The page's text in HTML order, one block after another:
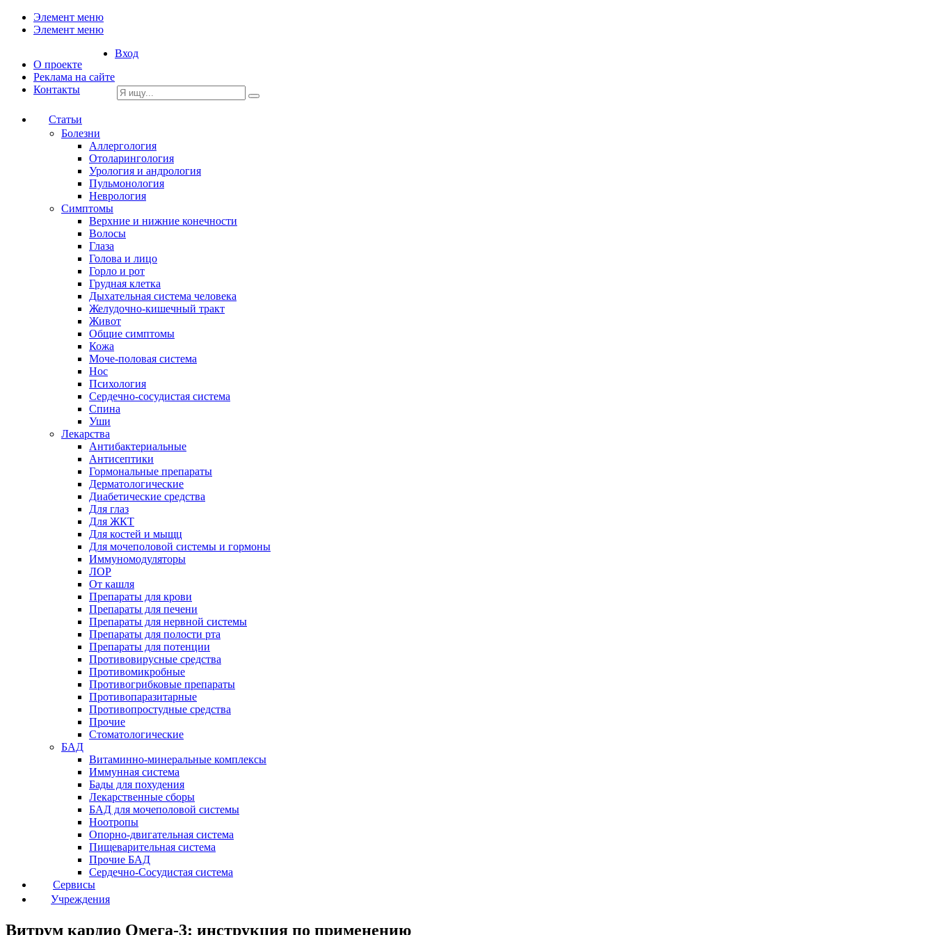
Элемент меню
Элемент меню
О проекте
Реклама на сайте
Контакты
Вход
Статьи
Болезни
Аллергология
Отоларингология
Урология и андрология
Пульмонология
Неврология
Симптомы
Верхние и нижние конечности
Волосы
Глаза
Голова и лицо
Горло и рот
Грудная клетка
Дыхательная система человека
Желудочно-кишечный тракт
Живот
Общие симптомы
Кожа
Моче-половая система
Нос
Психология
Сердечно-сосудистая система
Спина
Уши
Лекарства
Антибактериальные
Антисептики
Гормональные препараты
Дерматологические
Диабетические средства
Для глаз
Для ЖКТ
Для костей и мыщц
Для мочеполовой системы и гормоны
Иммуномодуляторы
ЛОР
От кашля
Препараты для крови
Препараты для печени
Препараты для нервной системы
Препараты для полости рта
Препараты для потенции
Противовирусные средства
Противомикробные
Противогрибковые препараты
Противопаразитарные
Противопростудные средства
Прочие
Стоматологические
БАД
Витаминно-минеральные комплексы
Иммунная система
Бады для похудения
Лекарственные сборы
БАД для мочеполовой системы
Ноотропы
Опорно-двигательная система
Пищеварительная система
Прочие БАД
Сердечно-Сосудистая система
Сервисы
Учреждения
Витрум кардио Омега-3: инструкция по применению